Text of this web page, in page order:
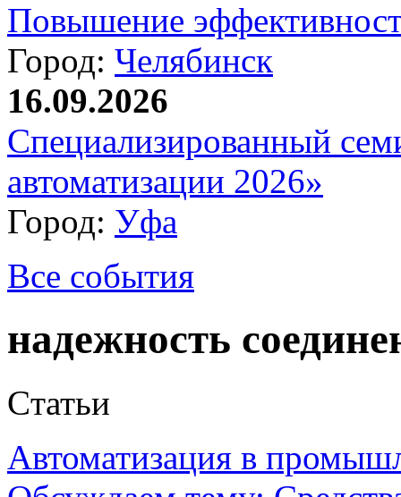
Повышение
Город: Челябинск
16.09.2026
Специализированный
автоматизации 2026»
Город: Уфа
Все события
надежность
Статьи
Автоматизация в